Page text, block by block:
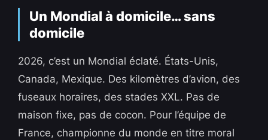
Un Mondial à domicile… sans
domicile
2026, c’est un Mondial éclaté. États-Unis,
Canada, Mexique. Des kilomètres d’avion, des
fuseaux horaires, des stades XXL. Pas de
maison fixe, pas de cocon. Pour l’équipe de
France, championne du monde en titre moral